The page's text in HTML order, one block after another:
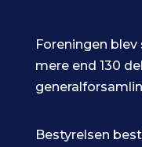
Foreningen
mere end 130
Bestyrelsen